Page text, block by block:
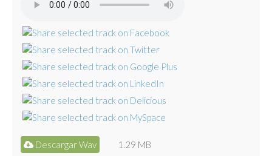
Descargar Wav 1.29 MB